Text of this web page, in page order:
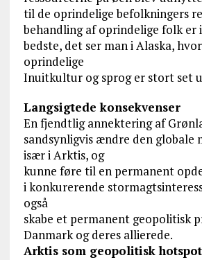
til de oprindelige befolkningers
behandling af oprindelige folk er
bedste, det ser man i Alaska,
oprindelige
Inuitkultur og sprog er stort set
Langsigtede konsekvenser
En fjendtlig annektering af
sandsynligvis ændre den globale
især i Arktis, og
kunne føre til en permanent
i konkurerende
også
skabe et permanent geopolitisk
Danmark og deres allierede.
Arktis som geopolitisk hotspot